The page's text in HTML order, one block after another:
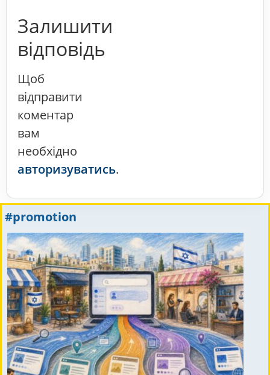
Залишити
відповідь
Щоб
відправити
коментар
вам
необхідно
авторизуватись.
#promotion